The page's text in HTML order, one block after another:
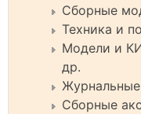
Сборные
Техника и
Модели и
др.
Сборные